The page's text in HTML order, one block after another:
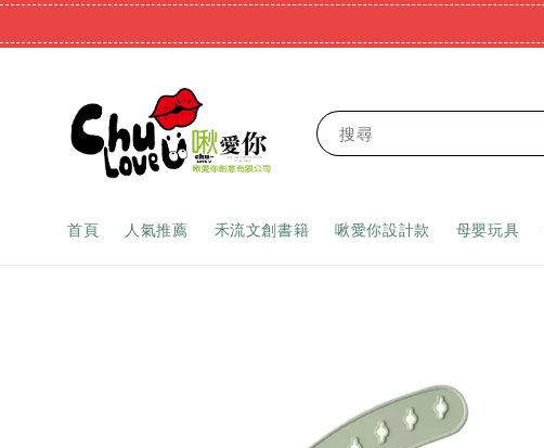
搜尋
首頁 人氣推薦 禾流文創書籍 啾愛你設計款 母嬰玩具